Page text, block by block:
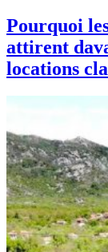
Pourquoi
attirent
locations